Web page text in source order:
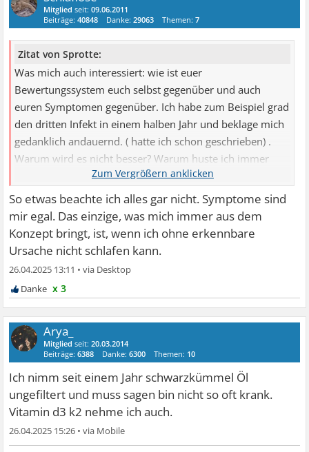
Mitglied seit:09.06.2011
Beiträge:40848 Danke:29063 Themen:7
Zitat von Sprotte:
Was mich auch interessiert: wie ist euer
Bewertungssystem euch selbst gegenüber und auch
euren Symptomen gegenüber. Ich habe zum Beispiel grad
den dritten Infekt in einem halben Jahr und beklage mich
gedanklich andauernd. ( hatte ich schon geschrieben) .
Warum wird es nicht besser? Warum huste ich immer
So etwas beachte ich alles gar nicht. Symptome sind
mir egal. Das einzige, was mich immer aus dem
Konzept bringt, ist, wenn ich ohne erkennbare
Ursache nicht schlafen kann.
26.04.2025 13:11 •
x 3
Arya_
Mitglied seit:20.03.2014
Beiträge:6388 Danke:6300 Themen: 10
Ich nimm seit einem Jahr schwarzkümmel Öl
ungefiltert und muss sagen bin nicht so oft krank.
Vitamin d3 k2 nehme ich auch.
26.04.2025 15:26 •